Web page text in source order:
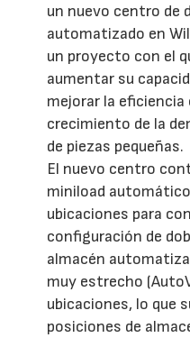
un nuevo centro
automatizado en
un proyecto con el
aumentar su
mejorar la
crecimiento de la
de piezas pequeñas.
El nuevo centro
miniload
ubicaciones para
configuración de
almacén
muy estrecho
ubicaciones, lo que
posiciones de